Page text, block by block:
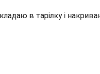
в тарілку і